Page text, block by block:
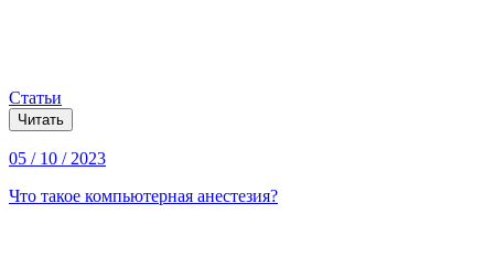
Статьи
Читать
05 / 10 / 2023
Что такое компьютерная анестезия?